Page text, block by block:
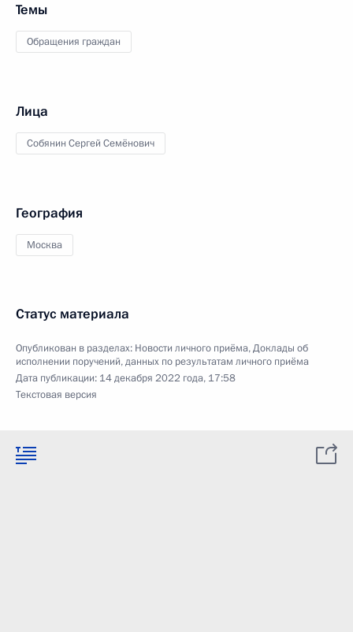
Темы
Обращения граждан
Лица
Собянин Сергей Семёнович
География
Москва
Статус материала
Опубликован в разделах: Новости личного приёма,Доклады об
исполнении поручений, данных по результатам личного приёма
Дата публикации: 14 декабря 2022 года, 17:58
Текстовая версия